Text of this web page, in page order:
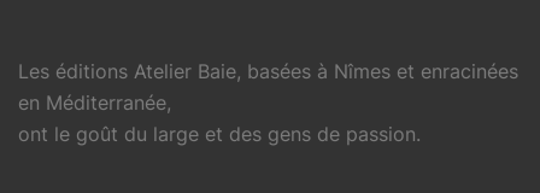
Les éditions Atelier Baie, basées à Nîmes et enracinées
en Méditerranée,
ont le goût du large et des gens de passion.